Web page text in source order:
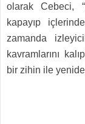
olarak Cebeci,
kapayıp
zamanda
kavramlarını
bir zihin ile